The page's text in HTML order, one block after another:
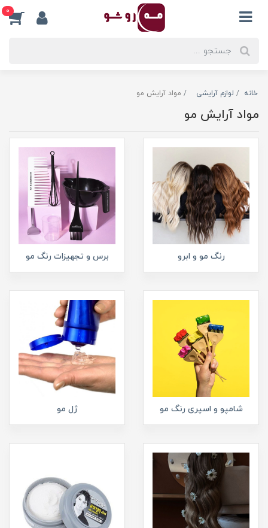
0
خانه لوازم آرایشی مواد آرایش مو
مواد آرایش مو
رنگ مو و ابرو برس و تجهیزات رنگ مو
شامپو و اسپری رنگ مو ژل مو